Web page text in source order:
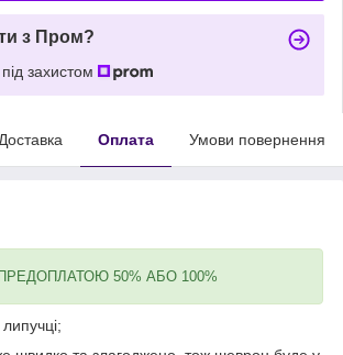
з Пром?
захистом
Доставка Оплата Умови повернення
50% АБО 100%